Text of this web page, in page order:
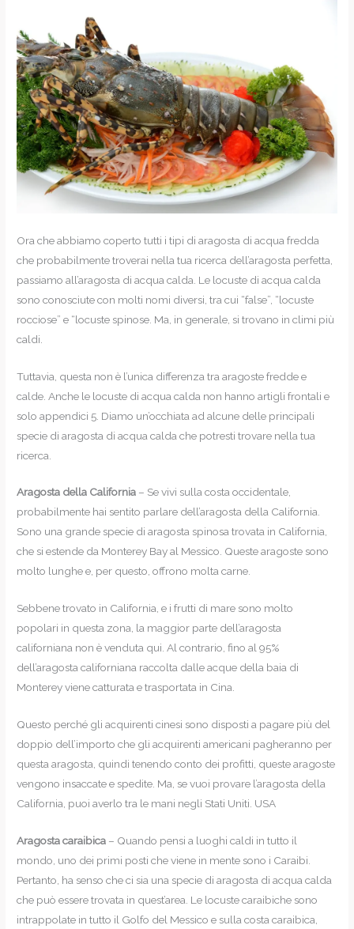
Ora che abbiamo coperto tutti i tipi di aragosta di acqua fredda
che probabilmente troverai nella tua ricerca dell’aragosta perfetta,
passiamo all’aragosta di acqua calda. Le locuste di acqua calda
sono conosciute con molti nomi diversi, tra cui “false”, “locuste
rocciose” e “locuste spinose. Ma, in generale, si trovano in climi più
caldi.
Tuttavia, questa non è l’unica differenza tra aragoste fredde e
calde. Anche le locuste di acqua calda non hanno artigli frontali e
solo appendici 5. Diamo un’occhiata ad alcune delle principali
specie di aragosta di acqua calda che potresti trovare nella tua
ricerca.
Aragosta della California – Se vivi sulla costa occidentale,
probabilmente hai sentito parlare dell’aragosta della California.
Sono una grande specie di aragosta spinosa trovata in California,
che si estende da Monterey Bay al Messico. Queste aragoste sono
molto lunghe e, per questo, offrono molta carne.
Sebbene trovato in California, e i frutti di mare sono molto
popolari in questa zona, la maggior parte dell’aragosta
californiana non è venduta qui. Al contrario, fino al 95%
dell’aragosta californiana raccolta dalle acque della baia di
Monterey viene catturata e trasportata in Cina.
Questo perché gli acquirenti cinesi sono disposti a pagare più del
doppio dell’importo che gli acquirenti americani pagheranno per
questa aragosta, quindi tenendo conto dei profitti, queste aragoste
vengono insaccate e spedite. Ma, se vuoi provare l’aragosta della
California, puoi averlo tra le mani negli Stati Uniti. USA
Aragosta caraibica – Quando pensi a luoghi caldi in tutto il
mondo, uno dei primi posti che viene in mente sono i Caraibi.
Pertanto, ha senso che ci sia una specie di aragosta di acqua calda
che può essere trovata in quest’area. Le locuste caraibiche sono
intrappolate in tutto il Golfo del Messico e sulla costa caraibica,